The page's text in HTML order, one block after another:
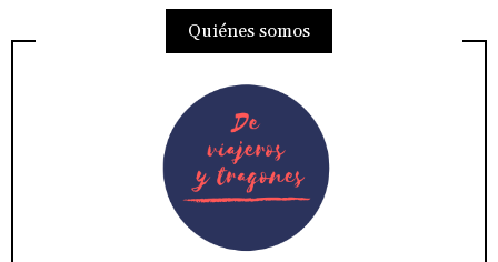
entradas
Quiénes somos